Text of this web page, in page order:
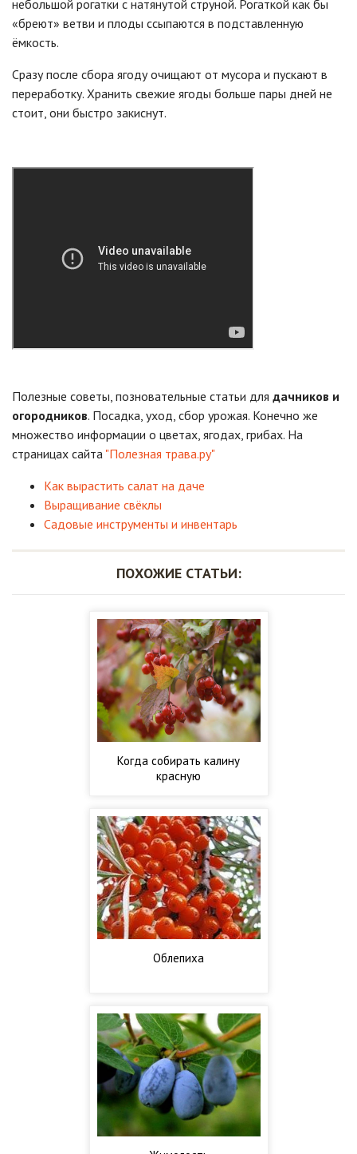
небольшой рогатки с натянутой струной. Рогаткой как бы
«бреют» ветви и плоды ссыпаются в подставленную
ёмкость.
Сразу после сбора ягоду очищают от мусора и пускают в
переработку. Хранить свежие ягоды больше пары дней не
стоит, они быстро закиснут.
Полезные советы, позновательные статьи для дачников и
огородников. Посадка, уход, сбор урожая. Конечно же
множество информации о цветах, ягодах, грибах. На
страницах сайта "Полезная трава.ру"
Как вырастить салат на даче
Выращивание свёклы
Садовые инструменты и инвентарь
ПОХОЖИЕ СТАТЬИ:
Когда собирать калину
красную
Облепиха